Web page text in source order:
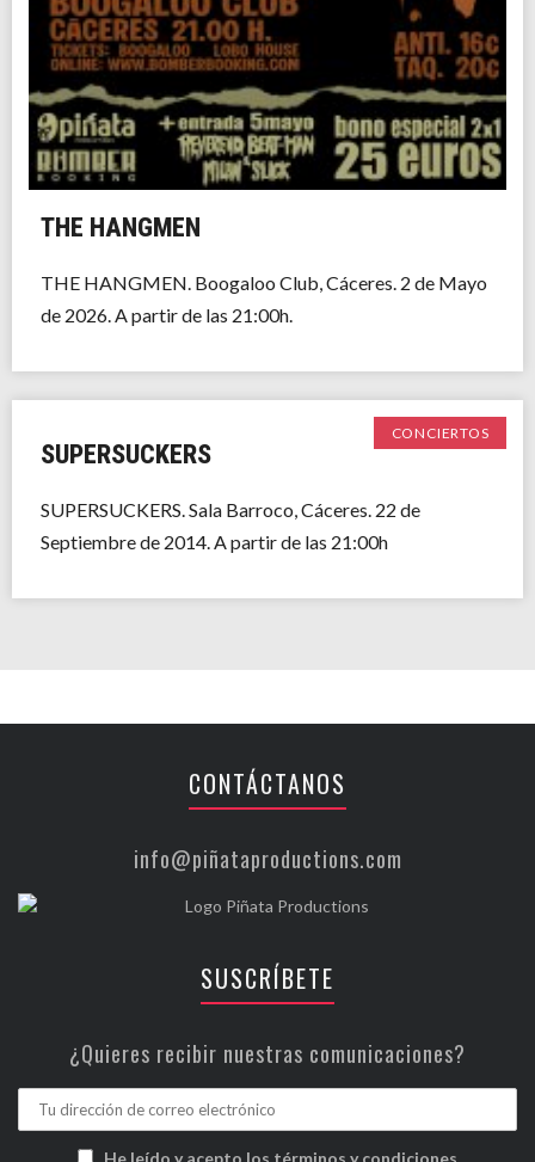
THE HANGMEN
THE HANGMEN. Boogaloo Club, Cáceres. 2 de Mayo
de 2026. A partir de las 21:00h.
CONCIERTOS
SUPERSUCKERS
SUPERSUCKERS. Sala Barroco, Cáceres. 22 de
Septiembre de 2014. A partir de las 21:00h
CONTÁCTANOS
info@piñataproductions.com
SUSCRÍBETE
¿Quieres recibir nuestras comunicaciones?